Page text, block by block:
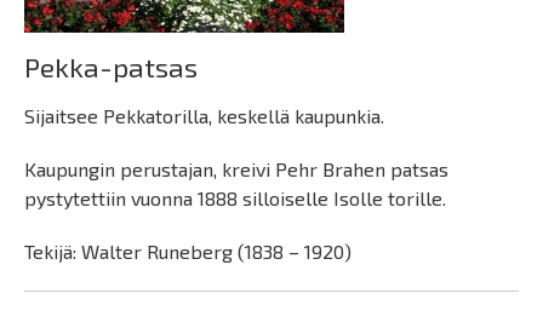
Pekka-patsas
Sijaitsee Pekkatorilla, keskellä kaupunkia.
Kaupungin perustajan, kreivi Pehr Brahen patsas
pystytettiin vuonna 1888 silloiselle Isolle torille.
Tekijä: Walter Runeberg (1838 – 1920)